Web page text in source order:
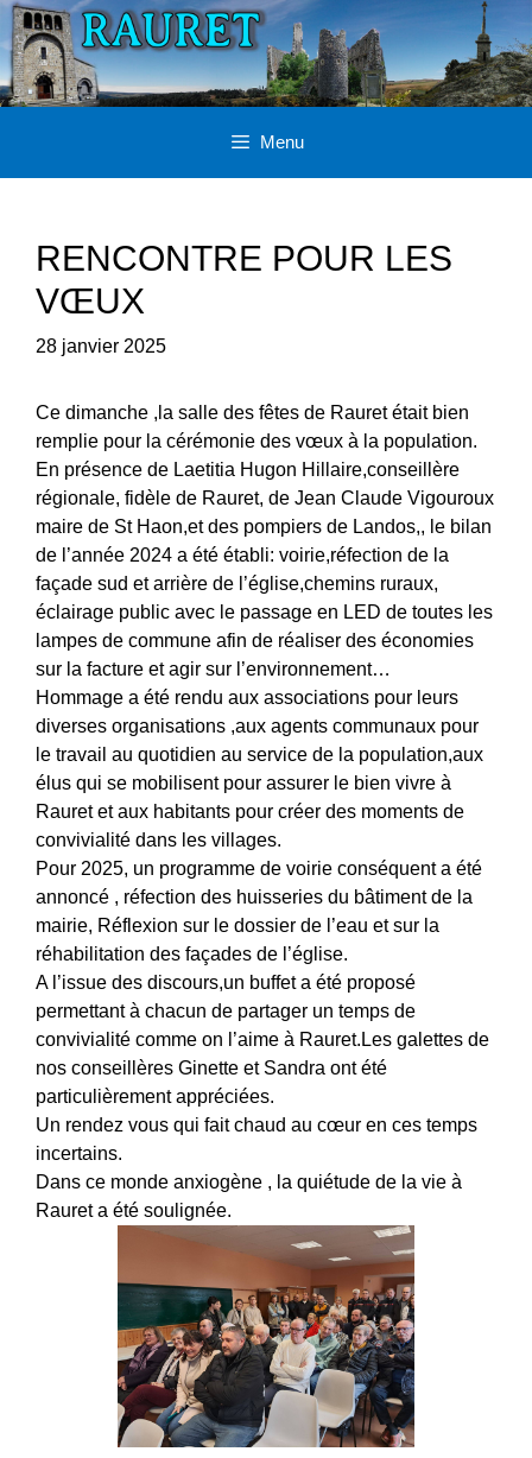
Aller
au
contenu
Menu
RENCONTRE POUR LES
VŒUX
28 janvier 2025
Ce dimanche ,la salle des fêtes de Rauret était bien
remplie pour la cérémonie des vœux à la population.
En présence de Laetitia Hugon Hillaire,conseillère
régionale, fidèle de Rauret, de Jean Claude Vigouroux
maire de St Haon,et des pompiers de Landos,, le bilan
de l’année 2024 a été établi: voirie,réfection de la
façade sud et arrière de l’église,chemins ruraux,
éclairage public avec le passage en LED de toutes les
lampes de commune afin de réaliser des économies
sur la facture et agir sur l’environnement…
Hommage a été rendu aux associations pour leurs
diverses organisations ,aux agents communaux pour
le travail au quotidien au service de la population,aux
élus qui se mobilisent pour assurer le bien vivre à
Rauret et aux habitants pour créer des moments de
convivialité dans les villages.
Pour 2025, un programme de voirie conséquent a été
annoncé , réfection des huisseries du bâtiment de la
mairie, Réflexion sur le dossier de l’eau et sur la
réhabilitation des façades de l’église.
A l’issue des discours,un buffet a été proposé
permettant à chacun de partager un temps de
convivialité comme on l’aime à Rauret.Les galettes de
nos conseillères Ginette et Sandra ont été
particulièrement appréciées.
Un rendez vous qui fait chaud au cœur en ces temps
incertains.
Dans ce monde anxiogène , la quiétude de la vie à
Rauret a été soulignée.